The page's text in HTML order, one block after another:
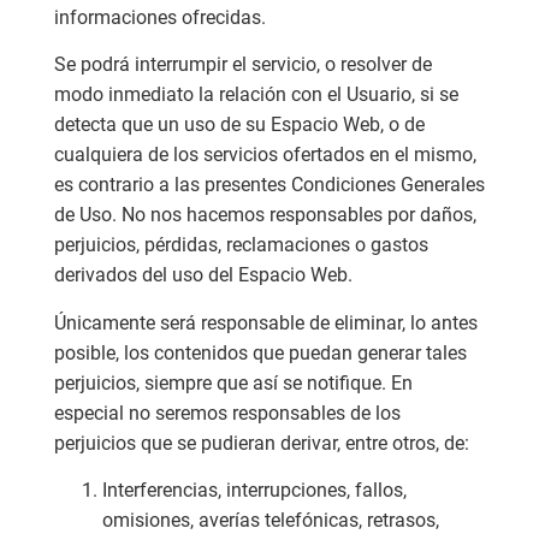
informaciones ofrecidas.
Se podrá interrumpir el servicio, o resolver de
modo inmediato la relación con el Usuario, si se
detecta que un uso de su Espacio Web, o de
cualquiera de los servicios ofertados en el mismo,
es contrario a las presentes Condiciones Generales
de Uso. No nos hacemos responsables por daños,
perjuicios, pérdidas, reclamaciones o gastos
derivados del uso del Espacio Web.
Únicamente será responsable de eliminar, lo antes
posible, los contenidos que puedan generar tales
perjuicios, siempre que así se notifique. En
especial no seremos responsables de los
perjuicios que se pudieran derivar, entre otros, de:
Interferencias, interrupciones, fallos,
omisiones, averías telefónicas, retrasos,